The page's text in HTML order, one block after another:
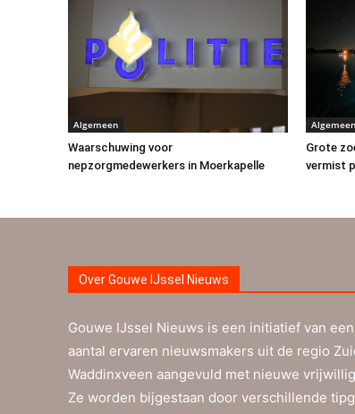
Algemeen
Waarschuwing voor
nepzorgmedewerkers in Moerkapelle
Algemeen
Grote
vermist
Over Gouwe IJssel Nieuws
Gouwe IJssel Nieuws is een initiatief van een
aantal ervaren nieuwsmakers uit de regio
Waddinxveen aangevuld met nieuwe
Ze worden bijgestaan door verschillende